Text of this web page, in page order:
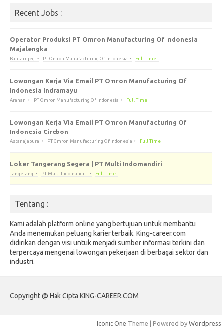
Recent Jobs :
Operator Produksi PT Omron Manufacturing Of Indonesia
Majalengka
Bantarujeg PT Omron Manufacturing Of Indonesia Full Time
Lowongan Kerja Via Email PT Omron Manufacturing Of
Indonesia Indramayu
Arahan PT Omron Manufacturing Of Indonesia Full Time
Lowongan Kerja Via Email PT Omron Manufacturing Of
Indonesia Cirebon
Astanajapura PT Omron Manufacturing Of Indonesia Full Time
Loker Tangerang Segera | PT Multi Indomandiri
Tangerang PT Multi Indomandiri Full Time
Tentang :
Kami adalah platform online yang bertujuan untuk membantu
Anda menemukan peluang karier terbaik. King-career.com
didirikan dengan visi untuk menjadi sumber informasi terkini dan
terpercaya mengenai lowongan pekerjaan di berbagai sektor dan
industri.
Copyright @ Hak Cipta KING-CAREER.COM
Iconic One Theme | Powered by Wordpress